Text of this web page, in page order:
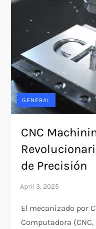
GENERAL
CNC
de Precisión
El mecanizado por
Computadora